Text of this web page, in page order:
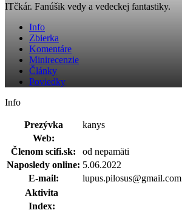
ITčkár. Fanúšik vedy a vedeckej fantastiky.
Info
Zbierka
Komentáre
Minirecenzie
Články
Poviedky
Info
Prezývka
kanys
Web:
Členom scifi.sk:
od nepamäti
Naposledy online: 5.06.2022
E-mail:
lupus.pilosus@gmail.com
Aktivita
Index: